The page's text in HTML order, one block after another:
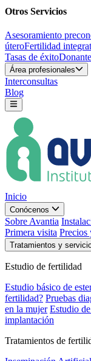
Otros Servicios
Asesoramiento
úteroFertilidad
Tasas de éxito
Área profesionales
Interconsultas
Blog
Inicio
Conócenos
Sobre Avantia
Primera visita Precios
Tratamientos y
Estudio de fertilidad
Estudio básico de
fertilidad? Pruebas
en la mujer Estudio
implantación
Tratamientos de